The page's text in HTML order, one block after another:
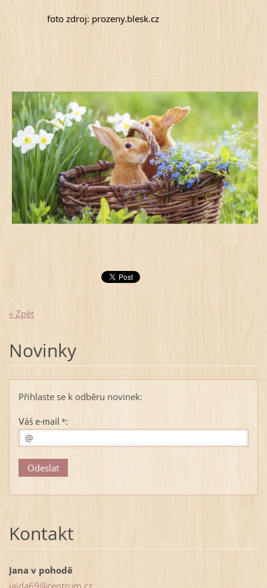
foto zdroj: prozeny.blesk.cz
« Zpět
Novinky
Přihlaste se k odběru novinek:
Váš e-mail *:
Kontakt
Jana v pohodě